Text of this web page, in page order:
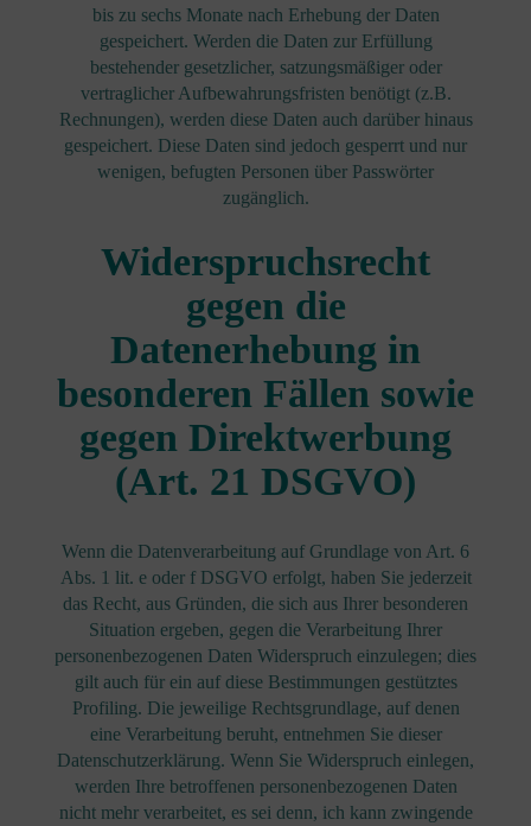
bis zu sechs Monate nach Erhebung der Daten
gespeichert. Werden die Daten zur Erfüllung
bestehender gesetzlicher, satzungsmäßiger oder
vertraglicher Aufbewahrungsfristen benötigt (z.B.
Rechnungen), werden diese Daten auch darüber hinaus
gespeichert. Diese Daten sind jedoch gesperrt und nur
wenigen, befugten Personen über Passwörter
zugänglich.
Widerspruchsrecht
gegen die
Datenerhebung in
besonderen Fällen sowie
gegen Direktwerbung
(Art. 21 DSGVO)
Wenn die Datenverarbeitung auf Grundlage von Art. 6
Abs. 1 lit. e oder f DSGVO erfolgt, haben Sie jederzeit
das Recht, aus Gründen, die sich aus Ihrer besonderen
Situation ergeben, gegen die Verarbeitung Ihrer
personenbezogenen Daten Widerspruch einzulegen; dies
gilt auch für ein auf diese Bestimmungen gestütztes
Profiling. Die jeweilige Rechtsgrundlage, auf denen
eine Verarbeitung beruht, entnehmen Sie dieser
Datenschutzerklärung. Wenn Sie Widerspruch einlegen,
werden Ihre betroffenen personenbezogenen Daten
nicht mehr verarbeitet, es sei denn, ich kann zwingende